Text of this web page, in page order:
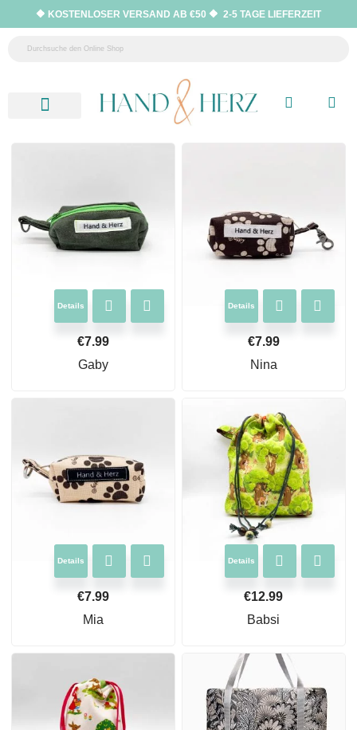
🔶 KOSTENLOSER VERSAND AB €50 🔶 2-5 TAGE LIEFERZEIT
Details
€7.99
Gaby
Details
€7.99
Nina
Details
€7.99
Mia
Details
€12.99
Babsi